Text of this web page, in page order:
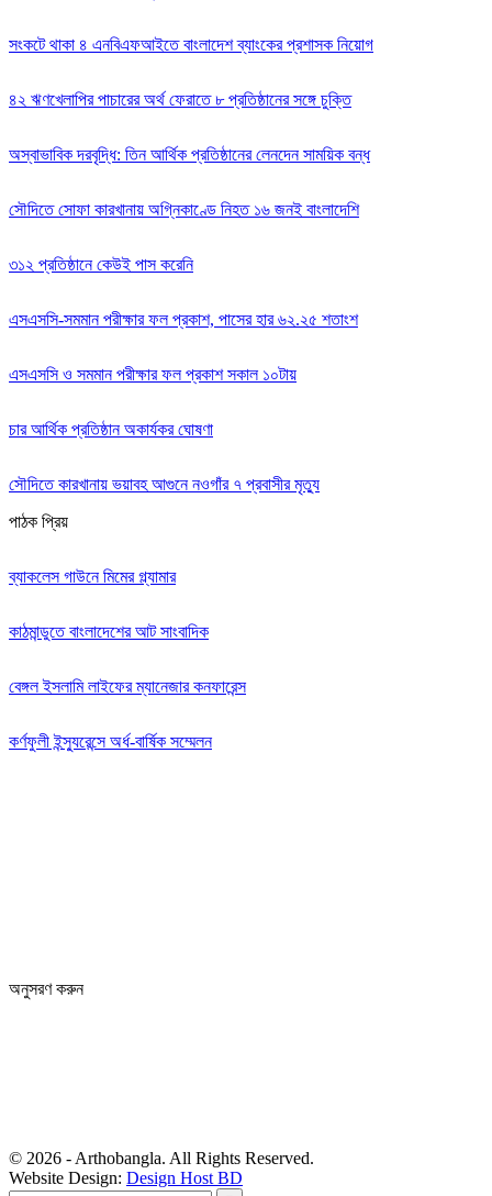
সংকটে থাকা ৪ এনবিএফআইতে বাংলাদেশ ব্যাংকের প্রশাসক নিয়োগ
৪২ ঋণখেলাপির পাচারের অর্থ ফেরাতে ৮ প্রতিষ্ঠানের সঙ্গে চুক্তি
অস্বাভাবিক দরবৃদ্ধি: তিন আর্থিক প্রতিষ্ঠানের লেনদেন সাময়িক বন্ধ
সৌদিতে সোফা কারখানায় অগ্নিকাণ্ডে নিহত ১৬ জনই বাংলাদেশি
৩১২ প্রতিষ্ঠানে কেউই পাস করেনি
এসএসসি-সমমান পরীক্ষার ফল প্রকাশ, পাসের হার ৬২.২৫ শতাংশ
এসএসসি ও সমমান পরীক্ষার ফল প্রকাশ সকাল ১০টায়
চার আর্থিক প্রতিষ্ঠান অকার্যকর ঘোষণা
সৌদিতে কারখানায় ভয়াবহ আগুনে নওগাঁর ৭ প্রবাসীর মৃত্যু
পাঠক প্রিয়
ব্যাকলেস গাউনে মিমের গ্ল্যামার
কাঠমান্ডুতে বাংলাদেশের আট সাংবাদিক
বেঙ্গল ইসলামি লাইফের ম্যানেজার কনফারেন্স
কর্ণফুলী ইন্স্যুরেন্সে অর্ধ-বার্ষিক সম্মেলন
অনুসরণ করুন
© 2026 - Arthobangla. All Rights Reserved.
Website Design: Design Host BD